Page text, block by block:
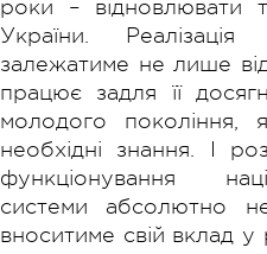
роки – відновлювати
України.
залежатиме не лише
працює задля її
молодого
необхідні знання. І
функціонування
системи абсолютно
вноситиме свій вклад